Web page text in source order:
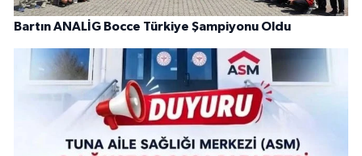
Bartın ANALİG Bocce Türkiye Şampiyonu Oldu